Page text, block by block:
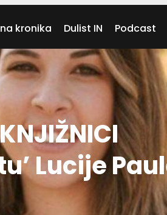
kronika Dulist IN Podcast
Lucije